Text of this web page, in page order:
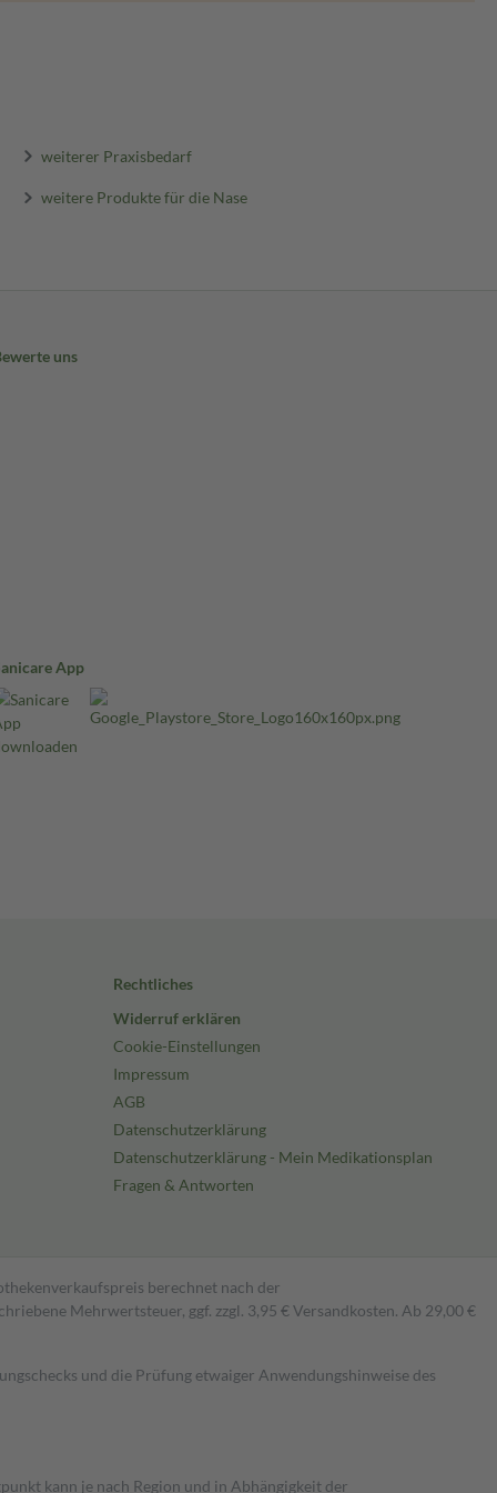
weiterer Praxisbedarf
weitere Produkte für die Nase
uns
App
Rechtliches
Widerruf erklären
Cookie-Einstellungen
Impressum
AGB
Datenschutzerklärung
Datenschutzerklärung - Mein Medikationsplan
Fragen & Antworten
berechnet nach der
Mehrwertsteuer, ggf. zzgl. 3,95 € Versandkosten. Ab 29,00 €
und die Prüfung etwaiger Anwendungshinweise des
kann je nach Region und in Abhängigkeit der